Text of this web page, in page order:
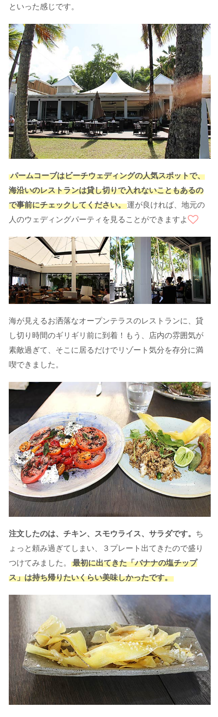
といった感じです。
パームコーブはビーチウェディングの人気スポットで、
海沿いのレストランは貸し切りで入れないこともあるの
で事前にチェックしてください。運が良ければ、地元の
人のウェディングパーティを見ることができますよ
海が見えるお洒落なオープンテラスのレストランに、貸
し切り時間のギリギリ前に到着！もう、店内の雰囲気が
素敵過ぎて、そこに居るだけでリゾート気分を存分に満
喫できました。
注文したのは、チキン、スモウライス、サラダです。 ち
ょっと頼み過ぎてしまい、３プレート出てきたので盛り
つけてみました。
最初に出てきた「バナナの塩チップ
ス」は持ち帰りたいくらい美味しかったです。